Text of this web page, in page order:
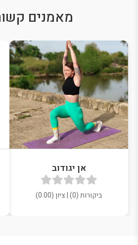
מאמנים
אן יגודוב
ביקורות (0) | ציון (0.00)